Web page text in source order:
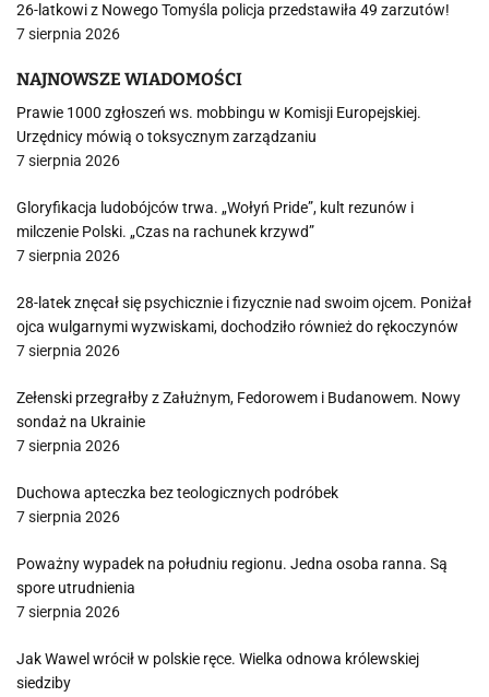
26-latkowi z Nowego Tomyśla policja przedstawiła 49 zarzutów!
7 sierpnia 2026
NAJNOWSZE WIADOMOŚCI
Prawie 1000 zgłoszeń ws. mobbingu w Komisji Europejskiej.
Urzędnicy mówią o toksycznym zarządzaniu
7 sierpnia 2026
Gloryfikacja ludobójców trwa. „Wołyń Pride”, kult rezunów i
milczenie Polski. „Czas na rachunek krzywd”
7 sierpnia 2026
28-latek znęcał się psychicznie i fizycznie nad swoim ojcem. Poniżał
ojca wulgarnymi wyzwiskami, dochodziło również do rękoczynów
7 sierpnia 2026
Zełenski przegrałby z Załużnym, Fedorowem i Budanowem. Nowy
sondaż na Ukrainie
7 sierpnia 2026
Duchowa apteczka bez teologicznych podróbek
7 sierpnia 2026
Poważny wypadek na południu regionu. Jedna osoba ranna. Są
spore utrudnienia
7 sierpnia 2026
Jak Wawel wrócił w polskie ręce. Wielka odnowa królewskiej
siedziby